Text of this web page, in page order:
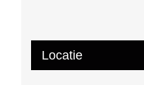
Locatie